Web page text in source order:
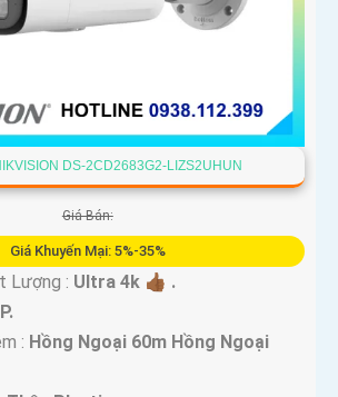
DS-2CD2683G2-LIZS2UHUN
Giá Bán:
Giá Khuyến Mại: 5%-35%
Lượng : Ultra 4k 👍🏾 .
: Hồng Ngoại 60m Hồng Ngoại